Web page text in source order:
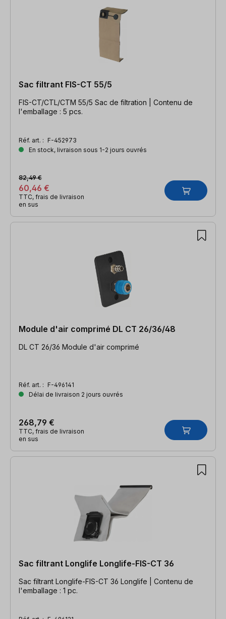
Sac filtrant FIS-CT 55/5
FIS-CT/CTL/CTM 55/5 Sac de filtration | Contenu de
l'emballage : 5 pcs.
Réf. art. : F-452973
En stock, livraison sous 1-2 jours ouvrés
60,46 €
82,49 €
TTC, frais de livraison
en sus
Module d'air comprimé DL CT 26/36/48
DL CT 26/36 Module d'air comprimé
Réf. art. : F-496141
Délai de livraison 2 jours ouvrés
268,79 €
TTC, frais de livraison
en sus
Sac filtrant Longlife Longlife-FIS-CT 36
Sac filtrant Longlife-FIS-CT 36 Longlife | Contenu de
l'emballage : 1 pc.